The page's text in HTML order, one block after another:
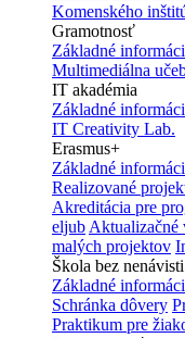
Komenského
Gramotnosť
Základné
Multimediálna
IT akadémia
Základné
IT Creativity Lab.
Erasmus+
Základné
Realizované
Akreditácia pre
eljub Aktualizačné
malých projektov
Škola bez nenávisti
Základné
Schránka dôvery
Praktikum pre